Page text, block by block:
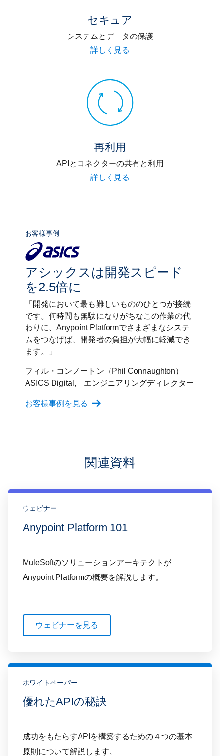
セキュア
システムとデータの保護
詳しく見る
再利用
APIとコネクターの共有と利用
詳しく見る
お客様事例
アシックスは開発スピード
を2.5倍に
「開発において最も難しいもののひとつが接続
です。何時間も無駄になりがちなこの作業の代
わりに、Anypoint Platformでさまざまなシステ
ムをつなげば、開発者の負担が大幅に軽減でき
ます。」
フィル・コンノートン（Phil Connaughton）
ASICS Digital, エンジニアリングディレクター
お客様事例を見る
関連資料
ウェビナー
Anypoint Platform 101
MuleSoftのソリューションアーキテクトが
Anypoint Platformの概要を解説します。
ウェビナーを見る
ホワイトペーパー
優れたAPIの秘訣
成功をもたらすAPIを構築するための４つの基本
原則について解説します。